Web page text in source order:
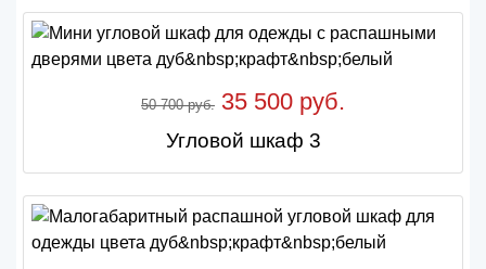
50 700 руб. 35 500 руб.
Угловой шкаф 3